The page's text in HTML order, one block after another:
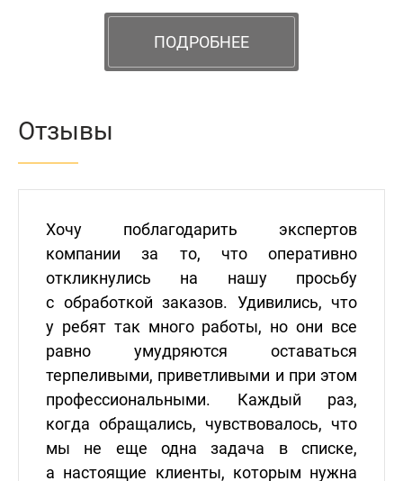
ПОДРОБНЕЕ
Отзывы
Хочу поблагодарить экспертов
компании за то, что оперативно
откликнулись на нашу просьбу
с обработкой заказов. Удивились, что
у ребят так много работы, но они все
равно умудряются оставаться
терпеливыми, приветливыми и при этом
профессиональными. Каждый раз,
когда обращались, чувствовалось, что
мы не еще одна задача в списке,
а настоящие клиенты, которым нужна